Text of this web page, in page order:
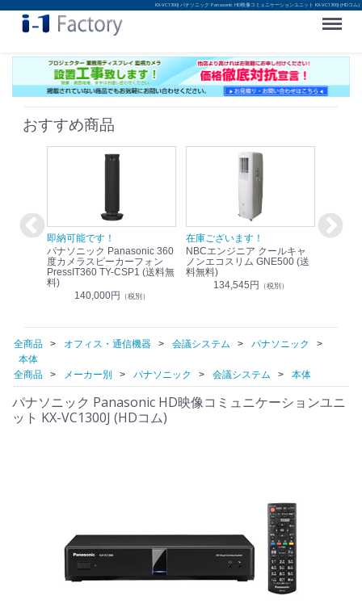
KX-VC1300J パナソニック Panasonic HD映像コミュニケーションユニット KX-VC1300J (HDコム)
Menu
おすすめ商品
即納可能です！
パナソニック Panasonic 360
度カメラスピーカーフォン
PressIT360 TY-CSP1 (送料無
料)
140,000円 （税別）
在庫ございます！
NBCエンジニア クールキャ
ノンエコスリム GNE500 (送
料無料)
134,545円 （税別）
即納可
全商品 オフィス・通信機器 会議システム
パナソニック
本体
全商品
メーカー別 パナソニック 会議システム 本体
パナソニック Panasonic HD映像コミュニケーションユニ
ット KX-VC1300J (HDコム)